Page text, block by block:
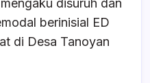
disuruh dan
berinisial ED
di Desa Tanoyan